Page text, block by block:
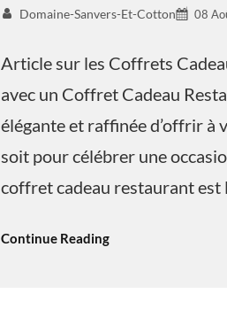
Domaine-Sanvers-Et-Cotton 08
Article sur les Coffrets
avec un Coffret Cadeau
élégante et raffinée d’offrir à
soit pour célébrer une
coffret cadeau restaurant est
Continue Reading